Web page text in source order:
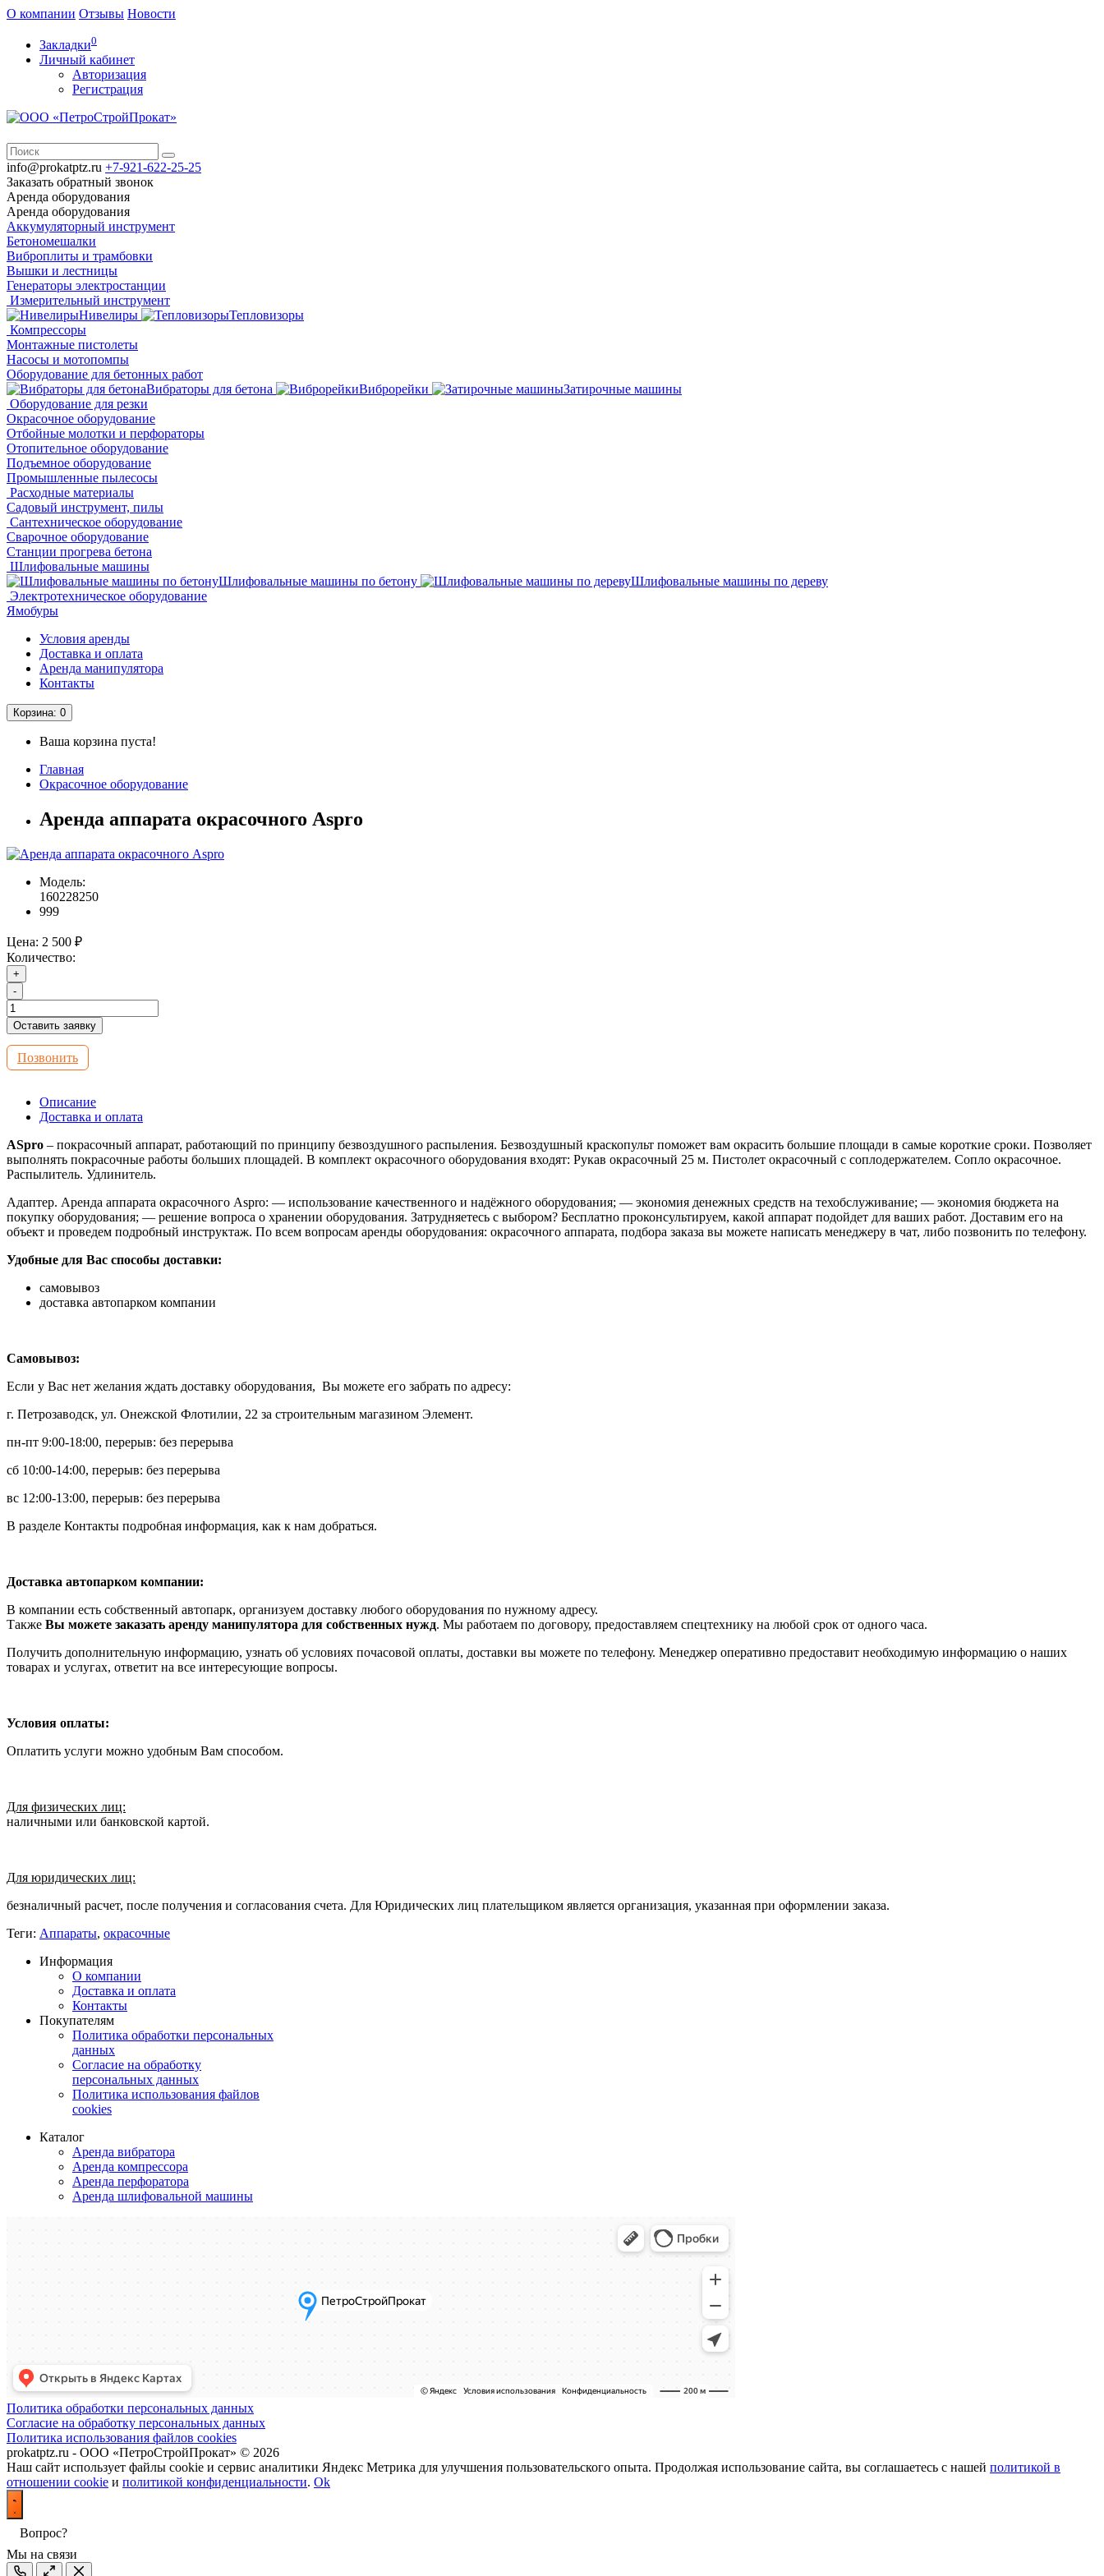
О компании Отзывы Новости
Закладки0
Личный кабинет
Авторизация
Регистрация
info@prokatptz.ru +7-921-622-25-25
Заказать обратный звонок
Аренда оборудования
Аренда оборудования
Аккумуляторный инструмент
Бетономешалки
Виброплиты и трамбовки
Вышки и лестницы
Генераторы электростанции
Измерительный инструмент
Нивелиры
Тепловизоры
Компрессоры
Монтажные пистолеты
Насосы и мотопомпы
Оборудование для бетонных работ
Вибраторы для бетона
Виброрейки
Затирочные машины
Оборудование для резки
Окрасочное оборудование
Отбойные молотки и перфораторы
Отопительное оборудование
Подъемное оборудование
Промышленные пылесосы
Расходные материалы
Садовый инструмент, пилы
Сантехническое оборудование
Сварочное оборудование
Станции прогрева бетона
Шлифовальные машины
Шлифовальные машины по бетону
Шлифовальные машины по дереву
Электротехническое оборудование
Ямобуры
Условия аренды
Доставка и оплата
Аренда манипулятора
Контакты
Корзина: 0
Ваша корзина пуста!
Главная
Окрасочное оборудование
Аренда аппарата окрасочного Aspro
Модель:
160228250
999
Цена: 2 500 ₽
Количество:
+
-
Оставить заявку
Позвонить
Описание
Доставка и оплата
ASpro – покрасочный аппарат, работающий по принципу безвоздушного распыления. Безвоздушный краскопульт поможет вам окрасить большие площади в самые короткие сроки. Позволяет
выполнять покрасочные работы больших площадей. В комплект окрасочного оборудования входят: Рукав окрасочный 25 м. Пистолет окрасочный с соплодержателем. Сопло окрасочное.
Распылитель. Удлинитель.
Адаптер. Аренда аппарата окрасочного Aspro: — использование качественного и надёжного оборудования; — экономия денежных средств на техобслуживание; — экономия бюджета на
покупку оборудования; — решение вопроса о хранении оборудования. Затрудняетесь с выбором? Бесплатно проконсультируем, какой аппарат подойдет для ваших работ. Доставим его на
объект и проведем подробный инструктаж. По всем вопросам аренды оборудования: окрасочного аппарата, подбора заказа вы можете написать менеджеру в чат, либо позвонить по телефону.
Удобные для Вас способы доставки:
самовывоз
доставка автопарком компании
Самовывоз:
Если у Вас нет желания ждать доставку оборудования, Вы можете его забрать по адресу:
г. Петрозаводск, ул. Онежской Флотилии, 22 за строительным магазином Элемент.
пн-пт 9:00-18:00, перерыв: без перерыва
сб 10:00-14:00, перерыв: без перерыва
вс 12:00-13:00, перерыв: без перерыва
В разделе Контакты подробная информация, как к нам добраться.
Доставка автопарком компании:
В компании есть собственный автопарк, организуем доставку любого оборудования по нужному адресу.
Также Вы можете заказать аренду манипулятора для собственных нужд. Мы работаем по договору, предоставляем спецтехнику на любой срок от одного часа.
Получить дополнительную информацию, узнать об условиях почасовой оплаты, доставки вы можете по телефону. Менеджер оперативно предоставит необходимую информацию о наших
товарах и услугах, ответит на все интересующие вопросы.
Условия оплаты:
Оплатить услуги можно удобным Вам способом.
Для физических лиц:
наличными или банковской картой.
Для юридических лиц:
безналичный расчет, после получения и согласования счета. Для Юридических лиц плательщиком является организация, указанная при оформлении заказа.
Теги: Аппараты, окрасочные
Информация
О компании
Доставка и оплата
Контакты
Покупателям
Политика обработки персональных
данных
Согласие на обработку
персональных данных
Политика использования файлов
cookies
Каталог
Аренда вибратора
Аренда компрессора
Аренда перфоратора
Аренда шлифовальной машины
Политика обработки персональных данных
Согласие на обработку персональных данных
Политика использования файлов cookies
prokatptz.ru - ООО «ПетроСтройПрокат» © 2026
Наш сайт использует файлы cookie и сервис аналитики Яндекс Метрика для улучшения пользовательского опыта. Продолжая использование сайта, вы соглашаетесь с нашей политикой в
отношении cookie и политикой конфиденциальности. Ok
Вопрос?
Мы на связи